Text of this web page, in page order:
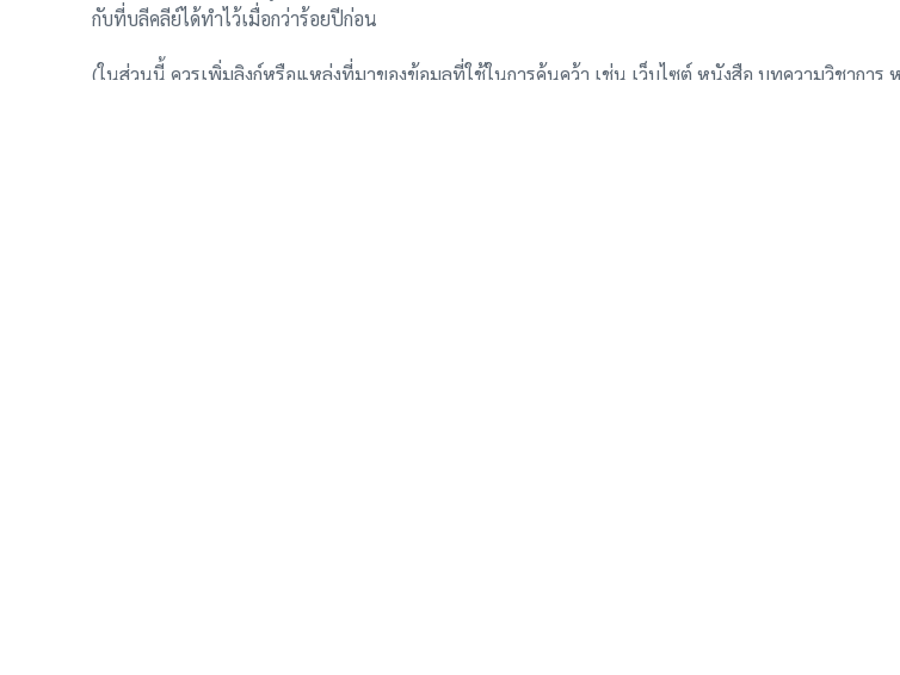
กับที่บลีคลีย์ได้ทำไว้เมื่อกว่าร้อยปีก่อน
(ในส่วนนี้ ควรเพิ่มลิงก์หรือแหล่งที่มาของข้อมูลที่ใช้ในการค้นคว้า เช่น เว็บไซต์ หนังสือ บทความวิชาการ ห